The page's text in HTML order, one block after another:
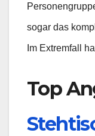
sogar das
Im Extremfall
Top